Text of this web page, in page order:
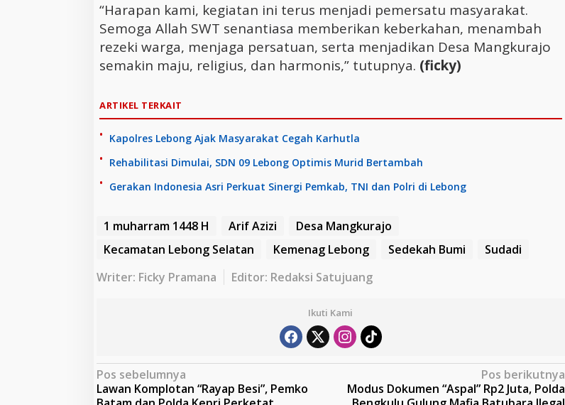
“Harapan kami, kegiatan ini terus menjadi pemersatu masyarakat.
Semoga Allah SWT senantiasa memberikan keberkahan, menambah
rezeki warga, menjaga persatuan, serta menjadikan Desa Mangkurajo
semakin maju, religius, dan harmonis,” tutupnya. (ficky)
ARTIKEL TERKAIT
Kapolres Lebong Ajak Masyarakat Cegah Karhutla
Rehabilitasi Dimulai, SDN 09 Lebong Optimis Murid Bertambah
Gerakan Indonesia Asri Perkuat Sinergi Pemkab, TNI dan Polri di Lebong
1 muharram 1448 H Arif Azizi
Desa Mangkurajo
Kecamatan Lebong Selatan
Kemenag Lebong Sedekah Bumi
Sudadi
Writer: Ficky Pramana
Editor: Redaksi Satujuang
Ikuti Kami
N
a
Pos sebelumnya
Lawan Komplotan “Rayap Besi”, Pemko
Pos berikutnya
Modus Dokumen “Aspal” Rp2 Juta, Polda